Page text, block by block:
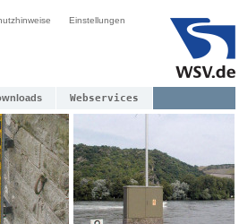
Einstellungen
Webservices